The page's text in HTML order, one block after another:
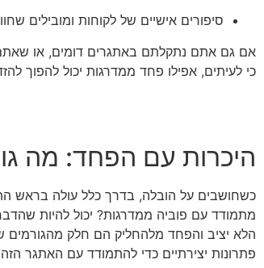
סיפורים אישיים של לקוחות ומובילים
אם גם אתם נתקלתם באתגרים דומים, או שאתם
כי לעיתים, אפילו פחד ממדרגות יכול להפוך
היכרות עם הפחד: מה
כשחושבים על הובלה, בדרך כלל עולה בראש
מתמודד עם פוביה ממדרגות? יכול להיות
הלא יציב והפחד מלהחליק הם חלק
פתרונות יצירתיים כדי להתמודד עם האתגר